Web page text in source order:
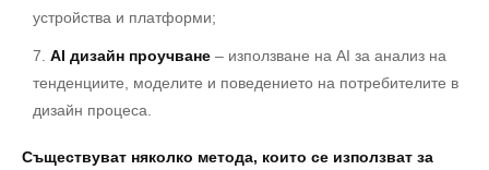
устройства и платформи;
AI дизайн проучване – използване на AI за анализ на
тенденциите, моделите и поведението на потребителите в
дизайн процеса.
Съществуват няколко метода, които се използват за